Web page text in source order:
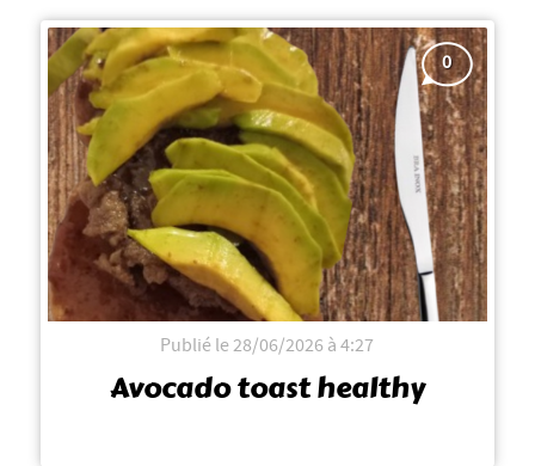
Publié le 28/06/2026 à 4:27
Avocado toast healthy
0